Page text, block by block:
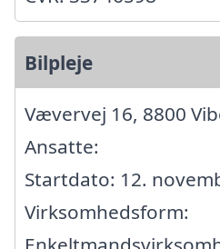
Bilpleje
Vævervej 16, 8800
Ansatte:
Startdato: 12.
Virksomhedsform: